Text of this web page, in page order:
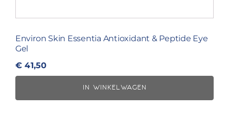
Environ Skin Essentia Antioxidant & Peptide Eye
Gel
€ 41,50
IN WINKELWAGEN